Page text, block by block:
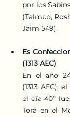
por los
(Talmud,
Jaim 549).
Es
(1313 AEC)
En el año
(1313 AEC),
el día 40º
Torá en el